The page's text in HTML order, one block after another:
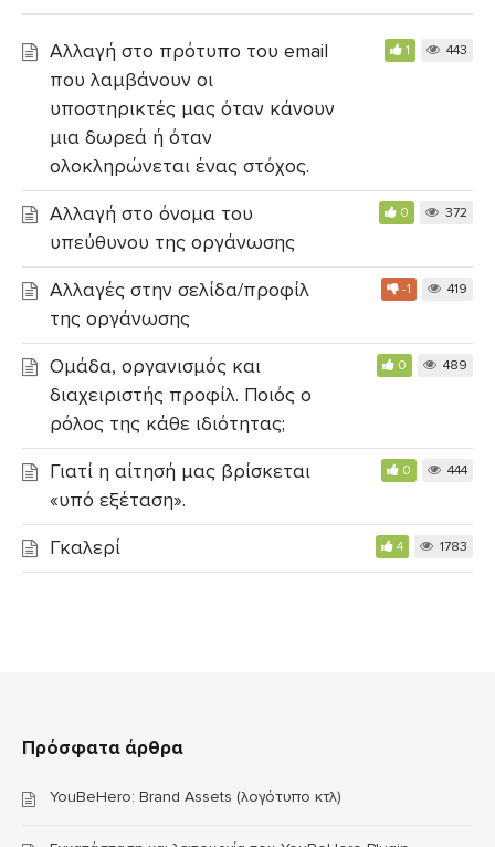
Αλλαγή στο πρότυπο του email
που λαμβάνουν οι
υποστηρικτές μας όταν κάνουν
μια δωρεά ή όταν
ολοκληρώνεται ένας στόχος.
1 443
Αλλαγή στο όνομα του
υπεύθυνου της οργάνωσης
0 372
Αλλαγές στην σελίδα/προφίλ
της οργάνωσης
-1 419
Ομάδα, οργανισμός και
διαχειριστής προφίλ. Ποιός ο
ρόλος της κάθε ιδιότητας;
0 489
Γιατί η αίτησή μας βρίσκεται
«υπό εξέταση».
0 444
Γκαλερί 4 1783
Πρόσφατα άρθρα
YouBeHero: Brand Assets (λογότυπο κτλ)